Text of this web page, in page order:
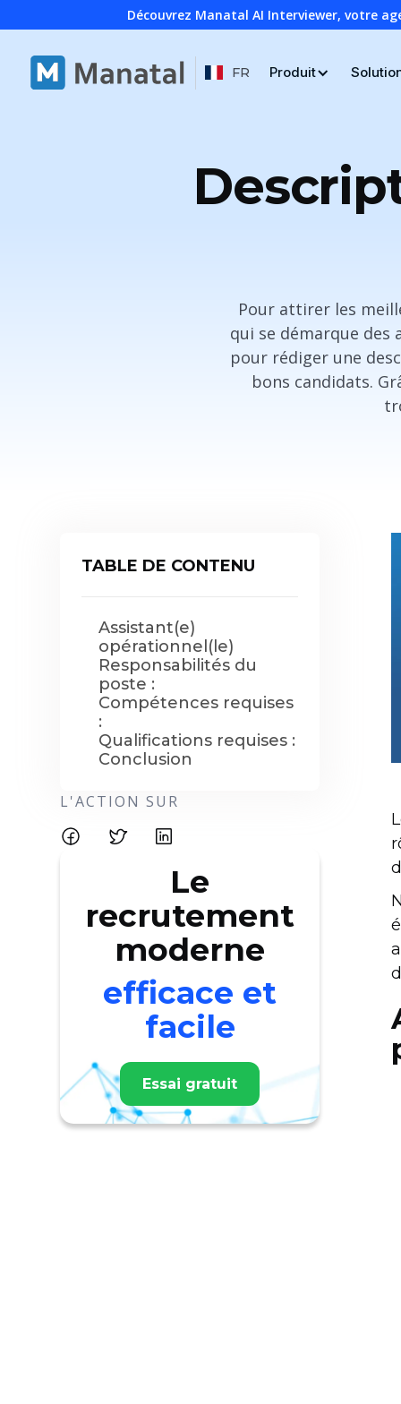
Découvrez Manatal AI Interviewer, votre
FR Produit
Pour attirer les
qui se démarque
pour rédiger une
bons candidats.
TABLE DE CONTENU
Assistant(e)
opérationnel(le)
Responsabilités du
poste :
Compétences requises
:
Qualifications requises :
Conclusion
L'ACTION SUR
Le
recrutement
moderne
efficace et
facile
Essai gratuit